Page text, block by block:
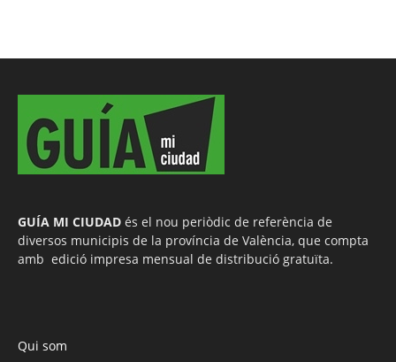
GUÍA MI CIUDAD és el nou periòdic de referència de
diversos municipis de la província de València, que compta
amb edició impresa mensual de distribució gratuïta.
Qui som